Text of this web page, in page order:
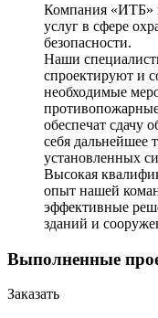
Компания «ИТБ»
услуг в сфере
безопасности.
Наши
спроектируют и
необходимые
обеспечат сдачу
себя дальнейшее
установленных
Высокая
опыт нашей
эффективные
зданий и
Выполненные
Заказать